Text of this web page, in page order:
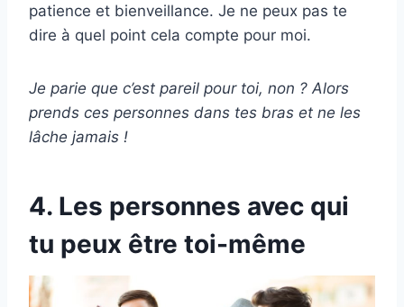
patience et bienveillance. Je ne peux pas te
dire à quel point cela compte pour moi.
Je parie que c’est pareil pour toi, non ? Alors
prends ces personnes dans tes bras et ne les
lâche jamais !
4. Les personnes avec qui
tu peux être toi-même